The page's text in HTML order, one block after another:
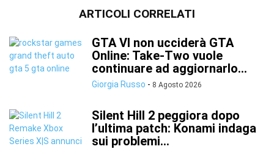
ARTICOLI CORRELATI
GTA VI non ucciderà GTA
Online: Take-Two vuole
continuare ad aggiornarlo...
Giorgia Russo - 8 Agosto 2026
Silent Hill 2 peggiora dopo
l’ultima patch: Konami indaga
sui problemi...